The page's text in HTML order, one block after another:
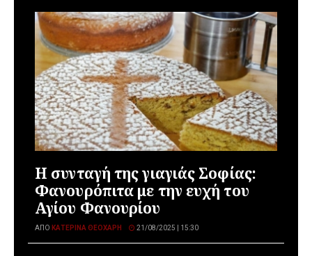
Η συνταγή της γιαγιάς Σοφίας:
Φανουρόπιτα με την ευχή του
Αγίου Φανουρίου
ΑΠΌ ΚΑΤΕΡΊΝΑ ΘΕΟΧΆΡΗ 21/08/2025 | 15:30